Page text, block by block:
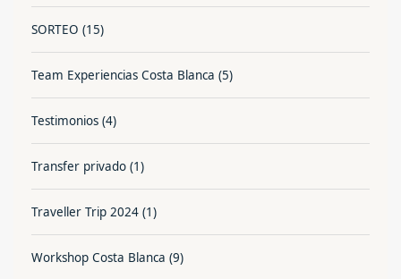
SORTEO (15)
Team Experiencias Costa Blanca (5)
Testimonios (4)
Transfer privado (1)
Traveller Trip 2024 (1)
Workshop Costa Blanca (9)